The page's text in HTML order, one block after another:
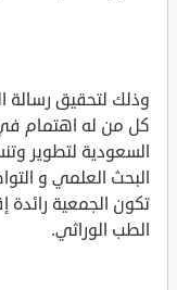
وذلك لتحقيق رسالة
كل من له اهتمام في
السعودية لتطوير
البحث العلمي و
تكون الجمعية
الطب الوراثي.